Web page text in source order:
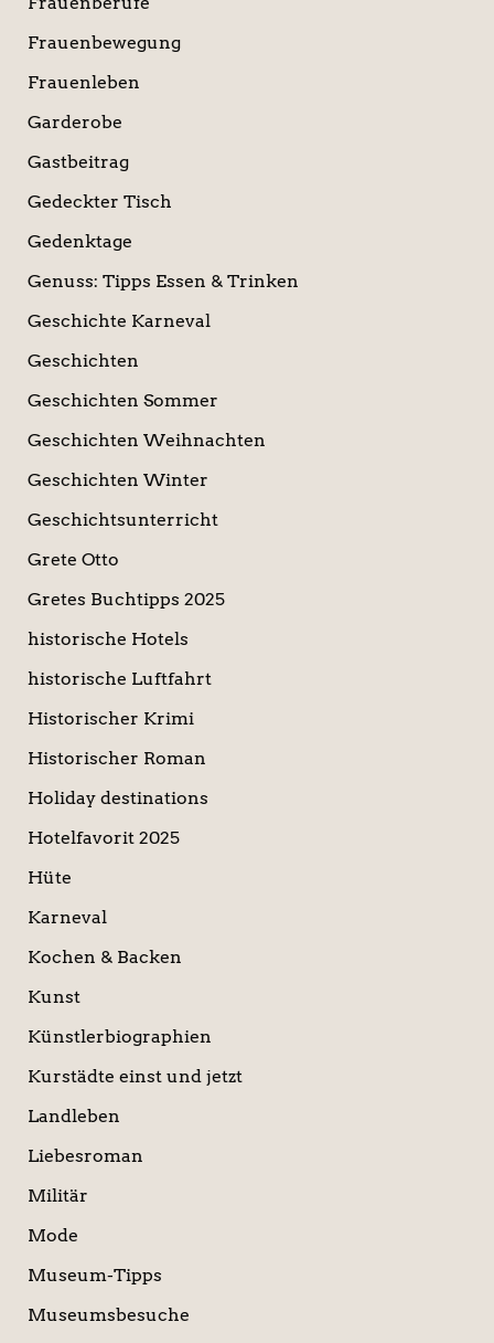
Frauenbewegung
Frauenleben
Garderobe
Gastbeitrag
Gedeckter Tisch
Gedenktage
Genuss: Tipps Essen & Trinken
Geschichte Karneval
Geschichten
Geschichten Sommer
Geschichten Weihnachten
Geschichten Winter
Geschichtsunterricht
Grete Otto
Gretes Buchtipps 2025
historische Hotels
historische Luftfahrt
Historischer Krimi
Historischer Roman
Holiday destinations
Hotelfavorit 2025
Hüte
Karneval
Kochen & Backen
Kunst
Künstlerbiographien
Kurstädte einst und jetzt
Landleben
Liebesroman
Militär
Mode
Museum-Tipps
Museumsbesuche